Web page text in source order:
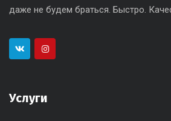
даже не будем браться. Быстро.
Услуги